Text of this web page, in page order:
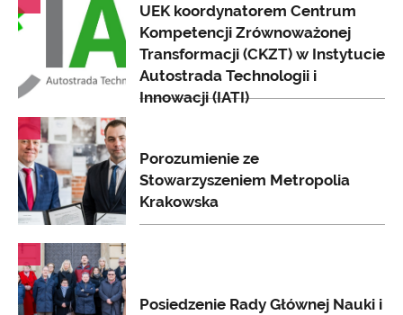
UEK koordynatorem Centrum
Kompetencji Zrównoważonej
Transformacji (CKZT) w Instytucie
Autostrada Technologii i
Innowacji (IATI)
AKTUALNOŚCI
Porozumienie ze
Stowarzyszeniem Metropolia
Krakowska
AKTUALNOŚCI
Posiedzenie Rady Głównej Nauki i